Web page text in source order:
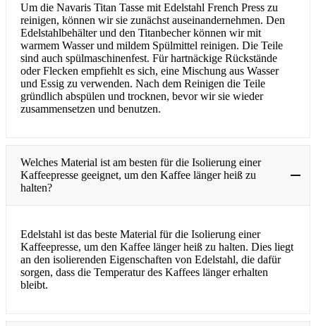
Um die Navaris Titan Tasse mit Edelstahl French Press zu
reinigen, können wir sie zunächst auseinandernehmen. Den
Edelstahlbehälter und den Titanbecher können wir mit
warmem Wasser und mildem Spülmittel reinigen. Die Teile
sind auch spülmaschinenfest. Für hartnäckige Rückstände
oder Flecken empfiehlt es sich, eine Mischung aus Wasser
und Essig zu verwenden. Nach dem Reinigen die Teile
gründlich abspülen und trocknen, bevor wir sie wieder
zusammensetzen und benutzen.
Welches Material ist am besten für die Isolierung einer
Kaffeepresse geeignet, um den Kaffee länger heiß zu
halten?
Edelstahl ist das beste Material für die Isolierung einer
Kaffeepresse, um den Kaffee länger heiß zu halten. Dies liegt
an den isolierenden Eigenschaften von Edelstahl, die dafür
sorgen, dass die Temperatur des Kaffees länger erhalten
bleibt.